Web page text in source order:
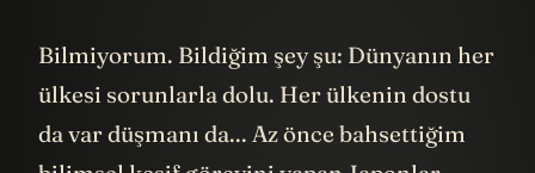
Bilmiyorum. Bildiğim şey şu: Dünyanın her
ülkesi sorunlarla dolu. Her ülkenin dostu
da var düşmanı da... Az önce bahsettiğim